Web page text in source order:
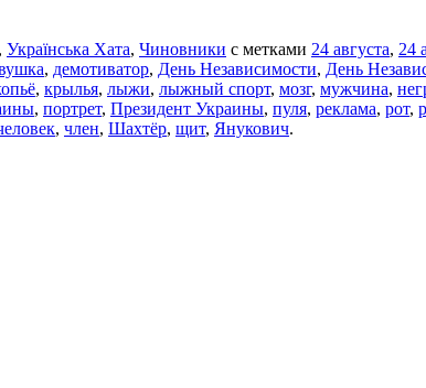
, Українська Хата, Чиновники с метками 24 августа, 24
, демотиватор, День Независимости, День
, крылья, лыжи, лыжный спорт, мозг, мужчина,
, портрет, Президент Украины, пуля, реклама, рот,
, член, Шахтёр, щит, Янукович.